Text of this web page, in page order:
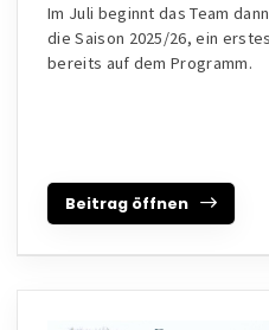
Im Juli beginnt das Team
die Saison 2025/26, ein
bereits auf dem Programm.
Beitrag öffnen